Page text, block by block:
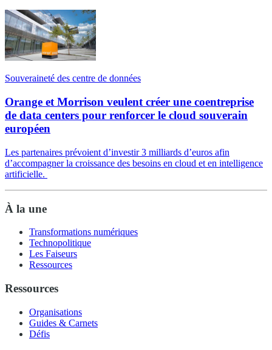
Souveraineté des centre de données
Orange et Morrison veulent créer une coentreprise
de data centers pour renforcer le cloud souverain
européen
Les partenaires prévoient d’investir 3 milliards d’euros afin
d’accompagner la croissance des besoins en cloud et en intelligence
artificielle.
À la une
Transformations numériques
Technopolitique
Les Faiseurs
Ressources
Ressources
Organisations
Guides & Carnets
Défis